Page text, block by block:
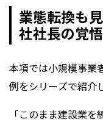
業態転換も
社社長の覚悟
本項では小規模事業
例をシリーズで紹介
「このまま建設業